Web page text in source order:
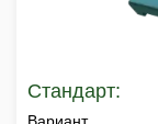
Стандарт: